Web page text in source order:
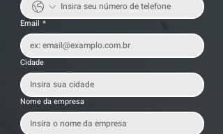
Email *
Cidade
Nome da empresa